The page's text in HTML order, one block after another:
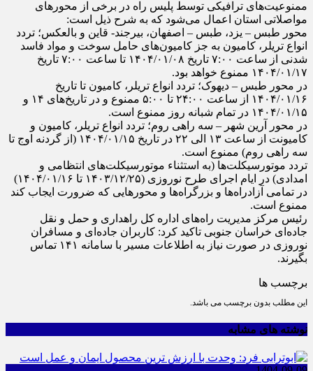
ممنوعیت‌های ترافیکی توسط پلیس راه در برخی از محور‌های
مواصلاتی استان اعمال می‌شود که به شرح ذیل است:
محور طبس – یزد، طبس – اصفهان، بیرجند- قاین و بالعکس؛ تردد
انواع تریلر، کامیون به جز کامیون‌های حامل سوخت و مواد فاسد
شدنی از ساعت ۷:۰۰ تاریخ ۱۴۰۴/۰۱/۰۸ تا ساعت ۷:۰۰ تاریخ
۱۴۰۴/۰۱/۱۷ ممنوع خواهد بود.
در محور طبس – دیهوک؛ تردد انواع تریلر، کامیون تا تاریخ
۱۴۰۴/۰۱/۱۶ از ساعت ۲۴:۰۰ تا ۵:۰۰ ممنوع و در تاریخ‌های ۱۴ و
۱۴۰۴/۰۱/۱۵ در تمام شبانه روز ممنوع است.
در محور آرین شهر – سه راهی روم؛ تردد انواع تریلر، کامیون و
کامیونت از ساعت ۱۳ الی ۲۲ در تاریخ ۱۴۰۴/۰۱/۱۵ (از گردنه اوج تا
سه راهی روم) ممنوع است.
تردد موتورسیکلت‌ها (به استثناء موتورسیکلت‌های انتظامی و
امدادی) در ایام اجرای طرح نوروزی (۱۴۰۳/۱۲/۲۵ تا ۱۴۰۴/۰۱/۱۶)
در تمامی آزادراه‌ها و بزرگراه‌ها و محور‌هایی که ضرورت ایجاب کند
ممنوع است.
رئیس مرکز مدیریت راه‌های اداره کل راهداری و حمل و نقل
جاده‌ای خراسان جنوبی تاکید کرد: کاربران جاده‌ای و مسافران
نوروزی در صورت نیاز به اطلاعات مسیر با سامانه ۱۴۱ تماس
بگیرند.
برچسب ها
این مطلب بدون برچسب می باشد.
نوشته های مشابه